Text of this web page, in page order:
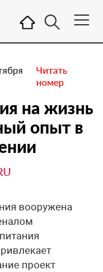
Читать
номер
на жизнь
опыт в
вооружена
проект